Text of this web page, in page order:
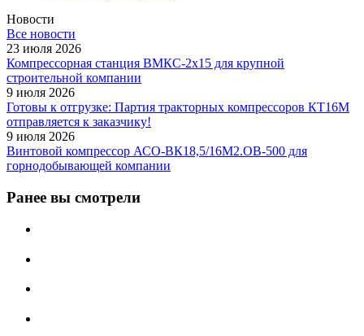
Новости
Все новости
23 июля 2026
Компрессорная станция ВМКС-2х15 для крупной
строительной компании
9 июля 2026
Готовы к отгрузке: Партия тракторных компрессоров КТ16М
отправляется к заказчику!
9 июля 2026
Винтовой компрессор АСО-ВК18,5/16М2.ОВ-500 для
горнодобывающей компании
Ранее вы смотрели